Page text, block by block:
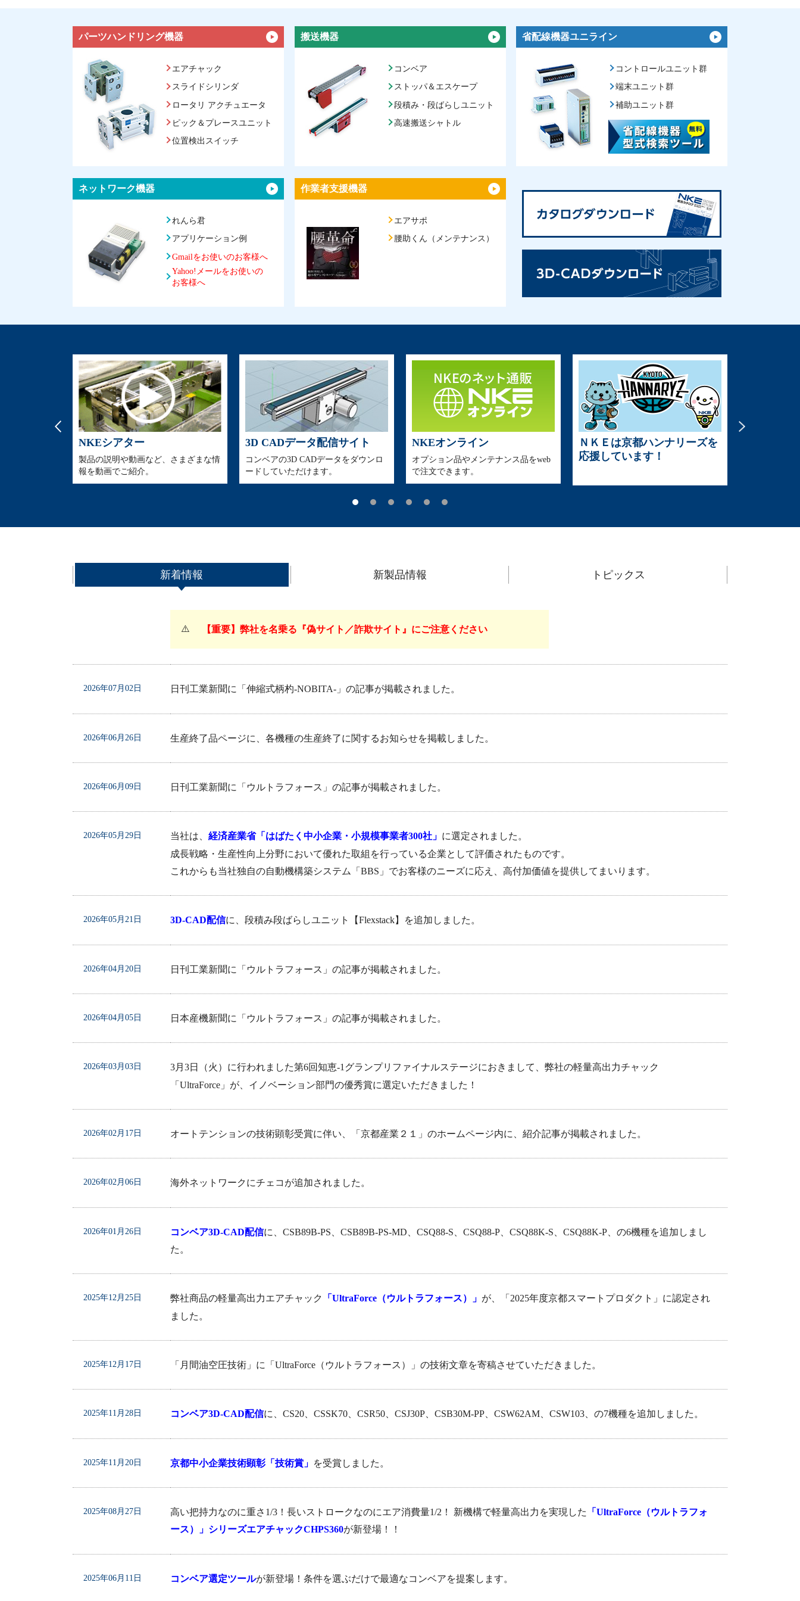
パーツハンドリング機器
エアチャック
スライドシリンダ
ロータリ アクチュエータ
ピック＆プレースユニット
位置検出スイッチ
搬送機器
コンベア
ストッパ＆エスケープ
段積み・段ばらしユニット
高速搬送シャトル
省配線機器ユニライン
コントロールユニット群
端末ユニット群
補助ユニット群
ネットワーク機器
れんら君
アプリケーション例
Gmailをお使いのお客様へ
Yahoo!メールをお使いの
お客様へ
作業者支援機器
エアサポ
腰助くん（メンテナンス）
NKEシアター
製品の説明や動画など、さまざまな情
報を動画でご紹介。
3D CADデータ配信サイト
コンベアの3D CADデータをダウンロ
ードしていただけます。
NKEオンライン
オプション品やメンテナンス品をweb
で注文できます。
ＮＫＥは京都ハンナリーズを
応援しています！
新着情報 新製品情報 トピックス
⚠️ 【重要】弊社を名乗る『偽サイト／詐欺サイト』にご注意ください
2026年07月02日 日刊工業新聞に「伸縮式柄杓-NOBITA-」の記事が掲載されました。
2026年06月26日 生産終了品ページに、各機種の生産終了に関するお知らせを掲載しました。
2026年06月09日 日刊工業新聞に「ウルトラフォース」の記事が掲載されました。
2026年05月29日 当社は、 経済産業省「はばたく中小企業・小規模事業者300社」 に選定されました。
成長戦略・生産性向上分野において優れた取組を行っている企業として評価されたものです。
これからも当社独自の自動機構築システム「BBS」でお客様のニーズに応え、高付加価値を提供してまいります。
2026年05月21日 3D-CAD配信に、段積み段ばらしユニット【Flexstack】を追加しました。
2026年04月20日 日刊工業新聞に「ウルトラフォース」の記事が掲載されました。
2026年04月05日 日本産機新聞に「ウルトラフォース」の記事が掲載されました。
2026年03月03日
3月3日（火）に行われました第6回知恵-1グランプリファイナルステージにおきまして、弊社の軽量高出力チャック
「UltraForce」が、イノベーション部門の優秀賞に選定いただきました！
2026年02月17日 オートテンションの技術顕彰受賞に伴い、「京都産業２１」のホームページ内に、紹介記事が掲載されました。
2026年02月06日 海外ネットワークにチェコが追加されました。
2026年01月26日 コンベア3D-CAD配信に、CSB89B-PS、CSB89B-PS-MD、CSQ88-S、CSQ88-P、CSQ88K-S、CSQ88K-P、の6機種を追加しまし
た。
2025年12月25日 弊社商品の軽量高出力エアチャック 「UltraForce（ウルトラフォース）」 が、「2025年度京都スマートプロダクト」に認定され
ました。
2025年12月17日 「月間油空圧技術」に「UltraForce（ウルトラフォース）」の技術文章を寄稿させていただきました。
2025年11月28日 コンベア3D-CAD配信に、CS20、CSSK70、CSR50、CSJ30P、CSB30M-PP、CSW62AM、CSW103、の7機種を追加しました。
2025年11月20日 京都中小企業技術顕彰「技術賞」 を受賞しました。
2025年08月27日 高い把持力なのに重さ1/3！長いストロークなのにエア消費量1/2！ 新機構で軽量高出力を実現した
「UltraForce（ウルトラフォ
ース）」シリーズエアチャックCHPS360が新登場！！
2025年06月11日 コンベア選定ツールが新登場！条件を選ぶだけで最適なコンベアを提案します。